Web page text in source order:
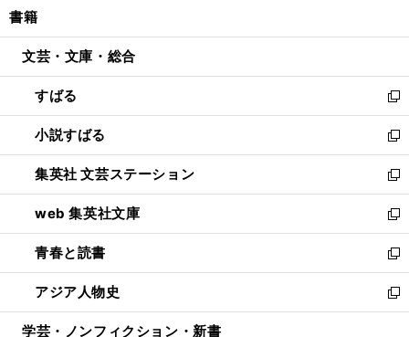
開
ウ
開
く
ン
ウ
で
開
く
ウ
ン
ド
ウ
で
開
く
書籍
文芸・文庫・総合
すばる
新
し
い
ウ
ィ
ン
ド
ウ
で
開
く
小説すばる
新
し
い
ウ
ィ
ン
ド
ウ
で
開
集英社 文芸ステーション
新
し
い
ウ
ィ
ン
ド
ウ
web 集英社文庫
新
し
い
ウ
ィ
ン
青春と読書
新
し
い
ウ
アジア人物史
新
し
学芸・ノンフィクション・新書